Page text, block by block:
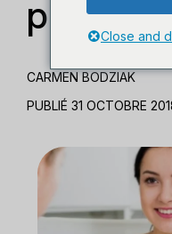
plus
CARMEN BODZIAK
PUBLIÉ 31 OCTOBRE
Close and